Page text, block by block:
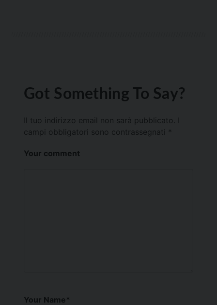
Got Something To Say?
Il tuo indirizzo email non sarà pubblicato.
campi obbligatori sono contrassegnati *
Your comment
Your Name*